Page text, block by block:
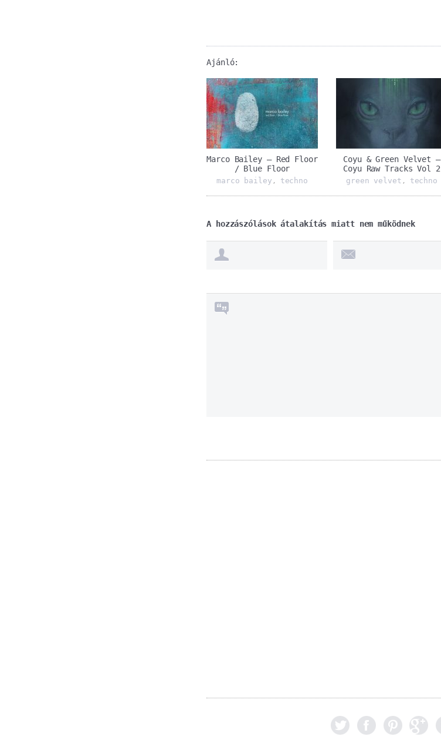
Ajánló:
Marco Bailey ‎– Red Floor
/ Blue Floor
marco bailey , techno
Coyu & Green Velvet ‎–
Coyu Raw Tracks Vol 2
green velvet , techno
A hozzászólások átalakítás miatt nem működnek